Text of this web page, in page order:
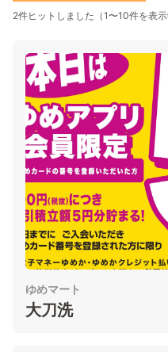
2件ヒットしました（1〜10件を表示
ゆめマート
大刀洗